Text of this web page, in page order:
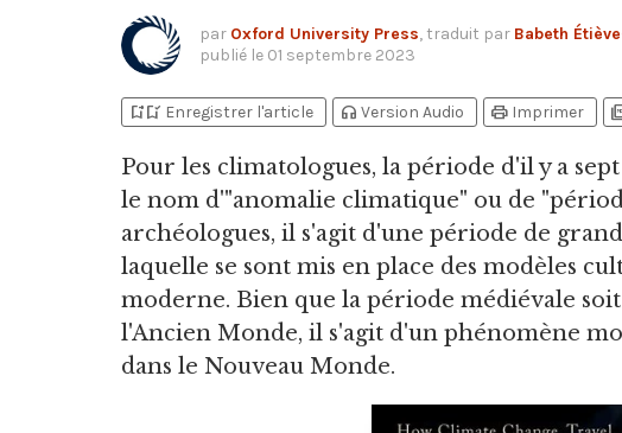
par Oxford University Press, traduit par Babeth
publié le 01 septembre 2023
bookmark_addbookmark_added Enregistrer l'article headphones Version Audio print Imprimer
Pour les climatologues, la période d'il y a
le nom d'"anomalie climatique" ou de
archéologues, il s'agit d'une période de
laquelle se sont mis en place des modèles
moderne. Bien que la période médiévale
l'Ancien Monde, il s'agit d'un phénomène
dans le Nouveau Monde.